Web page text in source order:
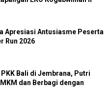
Apresiasi Antusiasme Peserta
Run 2026
Bali di Jembrana, Putri
dan Berbagi dengan